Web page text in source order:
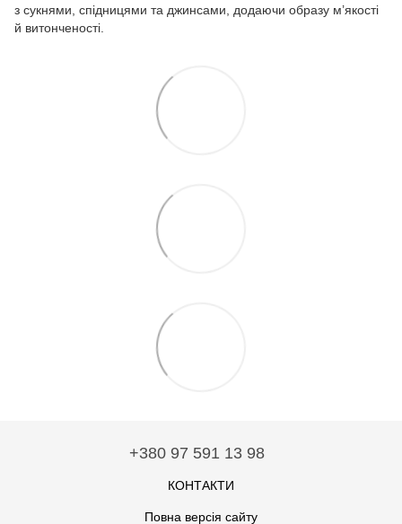
з сукнями, спідницями та джинсами, додаючи образу м’якості
й витонченості.
+380 97 591 13 98
КОНТАКТИ
Повна версія сайту